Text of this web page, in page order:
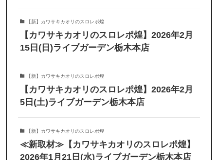
【新】カワサキカオリのスロレポ煌
【カワサキカオリのスロレポ煌】2026年2月
15日(日)ライブガーデン栃木本店
【新】カワサキカオリのスロレポ煌
【カワサキカオリのスロレポ煌】2026年2月
5日(土)ライブガーデン栃木本店
【新】カワサキカオリのスロレポ煌
≪新取材≫【カワサキカオリのスロレポ煌】
2026年1月21日(水)ライブガーデン栃木本店